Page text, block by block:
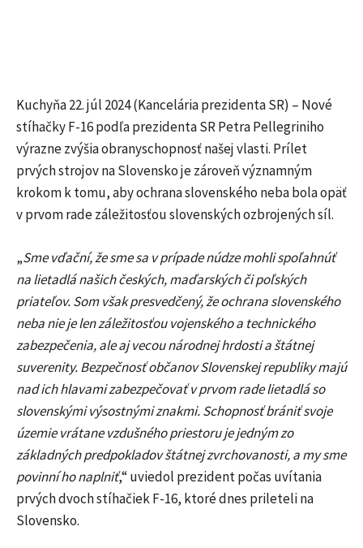
Kuchyňa 22. júl 2024 (Kancelária prezidenta SR) – Nové
stíhačky F-16 podľa prezidenta SR Petra Pellegriniho
výrazne zvýšia obranyschopnosť našej vlasti. Prílet
prvých strojov na Slovensko je zároveň významným
krokom k tomu, aby ochrana slovenského neba bola opäť
v prvom rade záležitosťou slovenských ozbrojených síl.
„Sme vďační, že sme sa v prípade núdze mohli spoľahnúť
na lietadlá našich českých, maďarských či poľských
priateľov. Som však presvedčený, že ochrana slovenského
neba nie je len záležitosťou vojenského a technického
zabezpečenia, ale aj vecou národnej hrdosti a štátnej
suverenity. Bezpečnosť občanov Slovenskej republiky majú
nad ich hlavami zabezpečovať v prvom rade lietadlá so
slovenskými výsostnými znakmi. Schopnosť brániť svoje
územie vrátane vzdušného priestoru je jedným zo
základných predpokladov štátnej zvrchovanosti, a my sme
povinní ho naplniť,“ uviedol prezident počas uvítania
prvých dvoch stíhačiek F-16, ktoré dnes prileteli na
Slovensko.